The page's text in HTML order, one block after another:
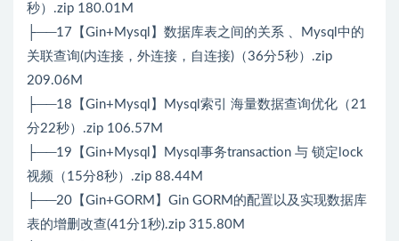
秒）.zip 180.01M
├──17【Gin+Mysql】数据库表之间的关系 、Mysql中的
关联查询(内连接，外连接，自连接)（36分5秒）.zip
209.06M
├──18【Gin+Mysql】Mysql索引 海量数据查询优化（21
分22秒）.zip 106.57M
├──19【Gin+Mysql】Mysql事务transaction 与 锁定lock
视频（15分8秒）.zip 88.44M
├──20【Gin+GORM】Gin GORM的配置以及实现数据库
表的增删改查(41分1秒).zip 315.80M